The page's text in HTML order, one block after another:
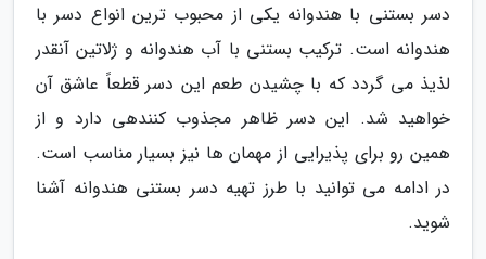
دسر بستنی با هندوانه یکی از محبوب ترین انواع دسر با
هندوانه است. ترکیب بستنی با آب هندوانه و ژلاتین آنقدر
لذیذ می گردد که با چشیدن طعم این دسر قطعاً عاشق آن
خواهید شد. این دسر ظاهر مجذوب کنندهی دارد و از
همین رو برای پذیرایی از مهمان ها نیز بسیار مناسب است.
در ادامه می توانید با طرز تهیه دسر بستنی هندوانه آشنا
شوید.